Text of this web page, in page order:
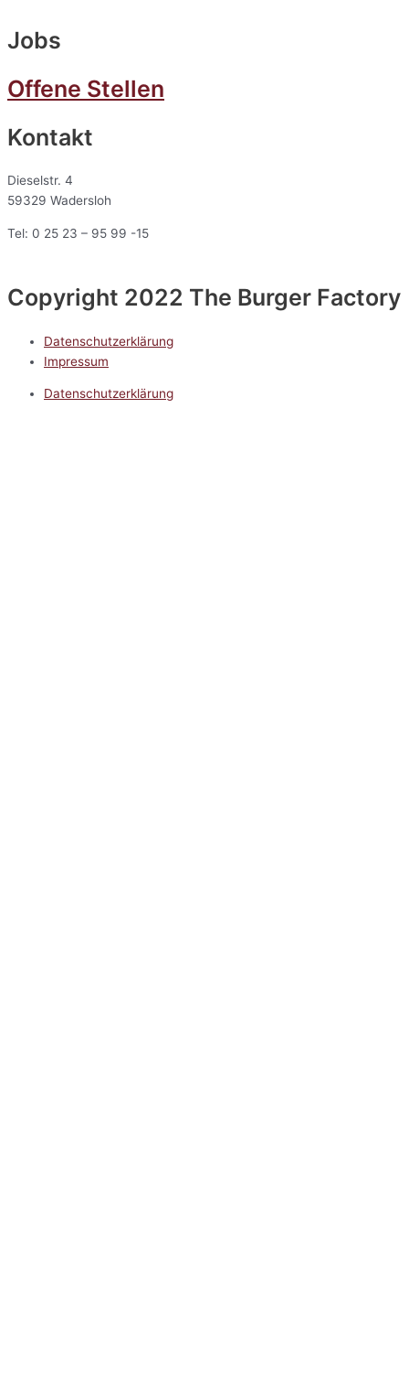
Jobs
Offene Stellen
Kontakt
Dieselstr. 4
59329 Wadersloh
Tel: 0 25 23 – 95 99 -15
Copyright 2022 The Burger Factory
Datenschutzerklärung
Impressum
Datenschutzerklärung